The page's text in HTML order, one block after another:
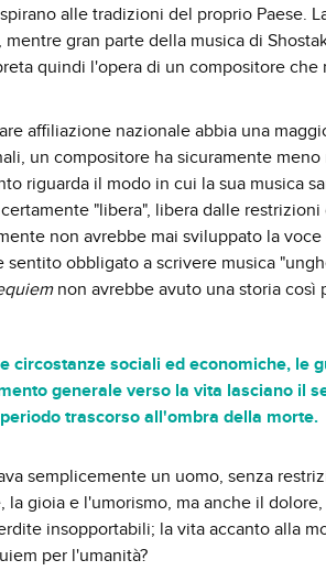
alle tradizioni del proprio Paese.
gran parte della musica di
quindi l'opera di un compositore che
nazionale abbia una
un compositore ha sicuramente
riguarda il modo in cui la sua musica
"libera", libera dalle
non avrebbe mai sviluppato la
obbligato a scrivere musica
non avrebbe avuto una storia così
circostanze sociali ed economiche, le
generale verso la vita lasciano il
trascorso all'ombra della morte.
semplicemente un uomo, senza
gioia e l'umorismo, ma anche il dolore,
insopportabili; la vita accanto alla
per l'umanità?